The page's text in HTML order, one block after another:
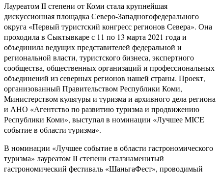
ЛауреатомIIстепени от Коми стала крупнейшая
дискуссионная площадка Северо-Западногофедерального
округа «Первый туристский конгресс регионов Севера». Она
проходила в Сыктывкаре с 11 по 13 марта 2021 года и
объединила ведущих представителей федеральной и
региональной власти, туристского бизнеса, экспертного
сообщества, общественных организаций и профессиональных
объединений из северных регионов нашей страны. Проект,
организованный Правительством Республики Коми,
Министерством культуры и туризма и архивного дела региона
и АНО «Агентство по развитию туризма и продвижению
Республики Коми», выступал в номинации «Лучшее MICE
событие в области туризма».
В номинации «Лучшее событие в области гастрономического
туризма» лауреатомIIстепени сталзнаменитый
гастрономический фестиваль «ШаньгаФест», проводимый